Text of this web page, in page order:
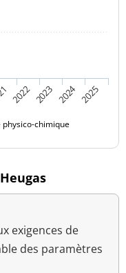
physico-chimique
2022 2023 2024 2025
exigences de
des paramètres